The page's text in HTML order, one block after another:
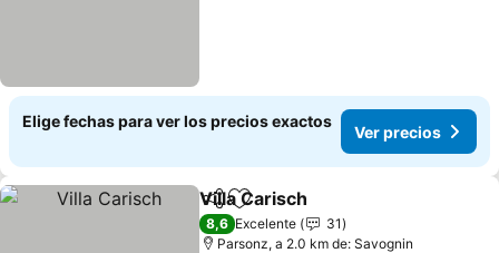
Elige fechas para ver los precios exactos
Ver precios
CompartirAgregar a favoritos
Villa Carisch
8,6 Excelente
31
Parsonz, a 2.0 km de: Savognin